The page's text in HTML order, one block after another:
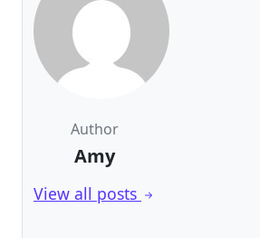
Author
Amy
View all posts